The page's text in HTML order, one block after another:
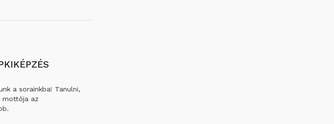
a sorainkba! Tanulni,
mottója az